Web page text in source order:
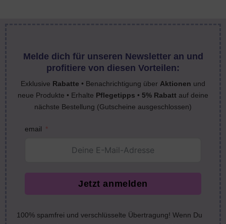
Melde dich für unseren Newsletter an und
profitiere von diesen Vorteilen:
Exklusive Rabatte • Benachrichtigung über Aktionen und
neue Produkte • Erhalte Pflegetipps • 5% Rabatt auf deine
nächste Bestellung (Gutscheine ausgeschlossen)
email
Jetzt anmelden
100% spamfrei und verschlüsselte Übertragung! Wenn Du